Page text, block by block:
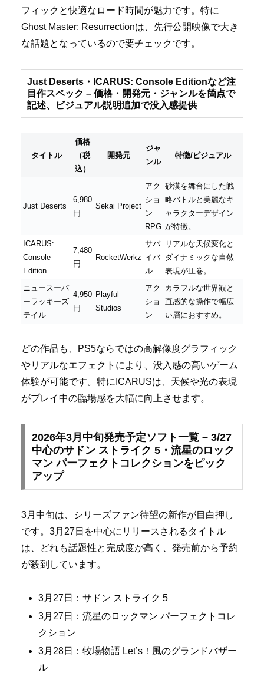
フィックと快適なロード時間が魅力です。特に
Ghost Master: Resurrectionは、先行公開映像で大き
な話題となっているので要チェックです。
Just Deserts・ICARUS: Console Editionなど注
目作スペック – 価格・開発元・ジャンルを箇点で
記述、ビジュアル説明追加で没入感提供
タイトル
価格
（税
込）
開発元
ジャ
ンル
特徴/ビジュアル
Just Deserts
6,980
円
Sekai Project
アク
ショ
ン
RPG
砂漠を舞台にした戦
略バトルと美麗なキ
ャラクターデザイン
が特徴。
ICARUS:
Console
Edition
7,480
円
RocketWerkz
サバ
イバ
ル
リアルな天候変化と
ダイナミックな自然
表現が圧巻。
ニュースーパ
ーラッキーズ
テイル
4,950
円
Playful
Studios
アク
ショ
ン
カラフルな世界観と
直感的な操作で幅広
い層におすすめ。
どの作品も、PS5ならではの高解像度グラフィック
やリアルなエフェクトにより、没入感の高いゲーム
体験が可能です。特にICARUSは、天候や光の表現
がプレイ中の臨場感を大幅に向上させます。
2026年3月中旬発売予定ソフト一覧 – 3/27
中心のサドン ストライク 5・流星のロック
マン パーフェクトコレクションをピック
アップ
3月中旬は、シリーズファン待望の新作が目白押し
です。3月27日を中心にリリースされるタイトル
は、どれも話題性と完成度が高く、発売前から予約
が殺到しています。
3月27日：サドン ストライク 5
3月27日：流星のロックマン パーフェクトコレ
クション
3月28日：牧場物語 Let’s！風のグランドバザー
ル